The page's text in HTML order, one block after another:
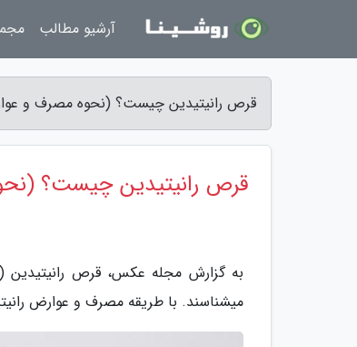
قرص رانیتیدین چیست؟ (نحوه مصرف و
قرص رانیتیدین چیست؟
میشناسند. با طریقه مصرف و عوارض
آرشیو مطالب